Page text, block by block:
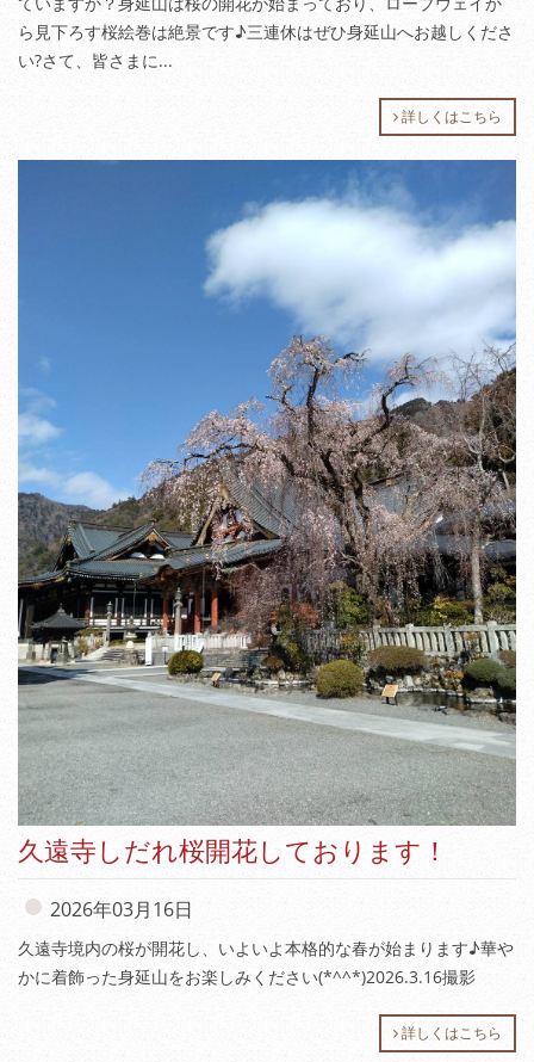
ら見下ろす桜絵巻は絶景です♪三連休はぜひ身延山へお越しくださ
い?さて、皆さまに...
詳しくはこちら
久遠寺しだれ桜開花しております！
2026年03月16日
久遠寺境内の桜が開花し、いよいよ本格的な春が始まります♪華や
かに着飾った身延山をお楽しみください(*^^*)2026.3.16撮影
詳しくはこちら